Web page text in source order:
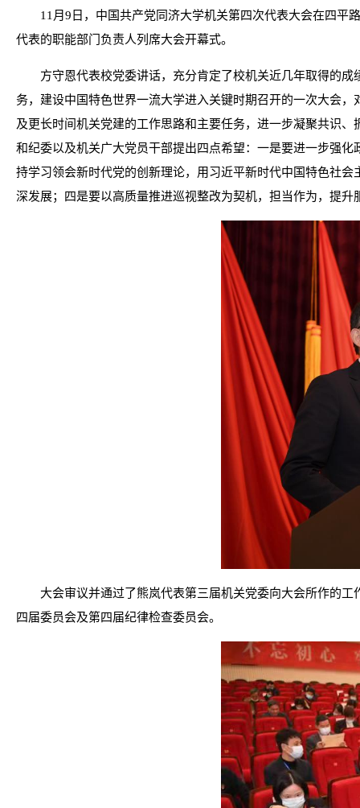
11月9日，中国共产党同济大学机关第四次代表大会在四平
代表的职能部门负责人列席大会开幕式。
方守恩代表校党委讲话，充分肯定了校机关近几年取得的
务，建设中国特色世界一流大学进入关键时期召开的一次大会
及更长时间机关党建的工作思路和主要任务，进一步凝聚共识
和纪委以及机关广大党员干部提出四点希望：一是要进一步强
持学习领会新时代党的创新理论，用习近平新时代中国特色社
深发展；四是要以高质量推进巡视整改为契机，担当作为，提
大会审议并通过了熊岚代表第三届机关党委向大会所作的
四届委员会及第四届纪律检查委员会。